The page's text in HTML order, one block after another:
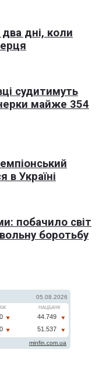
два дні, коли
судитимуть
майже 354
в Україні
побачило світ
боротьбу